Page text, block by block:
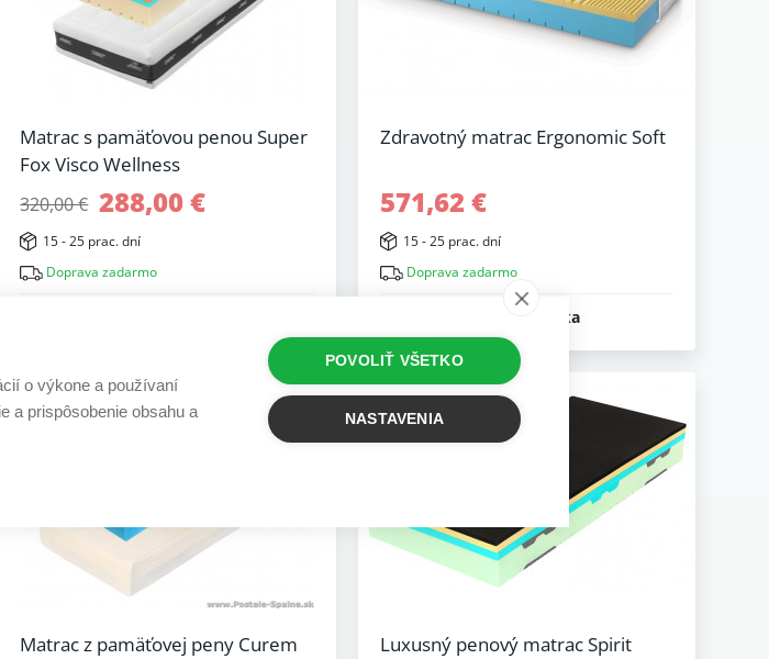
Matrac s pamäťovou penou Super
Fox Visco Wellness
320,00 € 288,00 €
15 - 25 prac. dní
Doprava zadarmo
Zdravotný matrac Ergonomic Soft
571,62 €
15 - 25 prac. dní
Doprava zadarmo
7 r. záruka
-10%
Matrac z pamäťovej peny Curem
-10%
Luxusný penový matrac Spirit
o výkone a používaní
a prispôsobenie obsahu a
POVOLIŤ VŠETKO
NASTAVENIA